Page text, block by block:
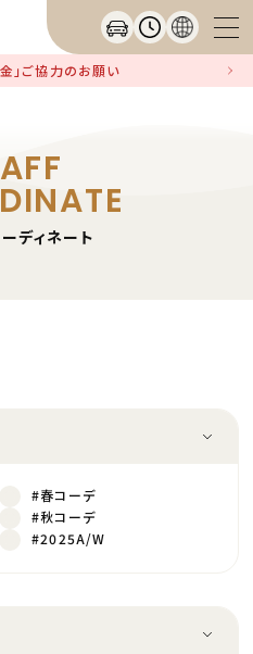
」ご協力のお願い
ディネート
#春コーデ
#秋コーデ
#2025A/W